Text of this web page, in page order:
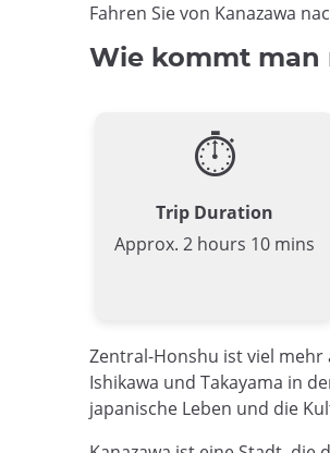
Fahren Sie von Kanazawa
Wie kommt man
⏱
Trip Duration
Approx. 2 hours 10 mins
Zentral-Honshu ist viel mehr
Ishikawa und Takayama in
japanische Leben und die